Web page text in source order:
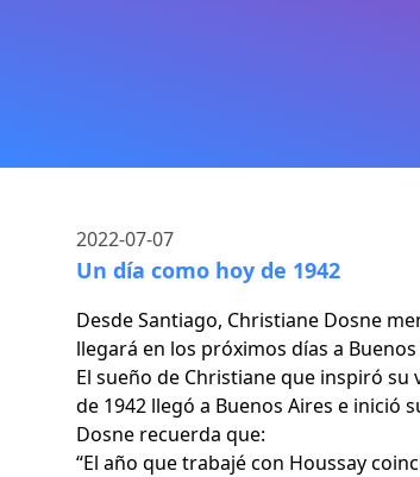
2022-07-07
Un día como hoy de 1942
Desde Santiago, Christiane Dosne
llegará en los próximos días a Buenos
El sueño de Christiane que inspiró
de 1942 llegó a Buenos Aires e inició
Dosne recuerda que:
“El año que trabajé con Houssay